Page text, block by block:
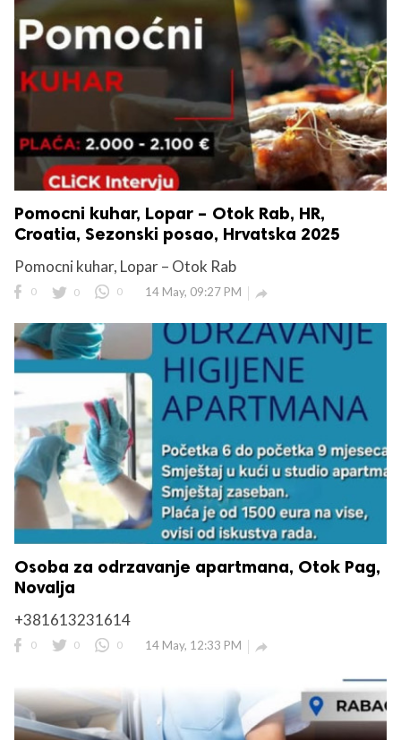
Pomocni kuhar, Lopar – Otok Rab, HR,
Croatia, Sezonski posao, Hrvatska 2025
Pomocni kuhar, Lopar – Otok Rab
0 0 0 14 May, 09:27 PM 
Osoba za odrzavanje apartmana, Otok Pag,
Novalja
+381613231614
0 0 0 14 May, 12:33 PM 